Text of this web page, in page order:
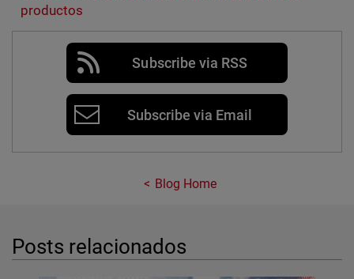
productos
Subscribe via RSS
Subscribe via Email
Blog Home
Posts relacionados